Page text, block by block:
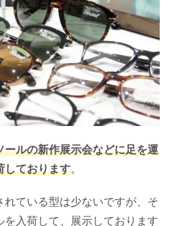
ールの新作展示会などに足を運
しております。
れている型は少ないですが、そ
入荷して、展示しております